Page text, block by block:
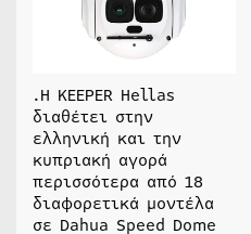
.H KEEPER Hellas
διαθέτει στην
ελληνική και την
κυπριακή αγορά
περισσότερα από 18
διαφορετικά μοντέλα
σε Dahua Speed Dome